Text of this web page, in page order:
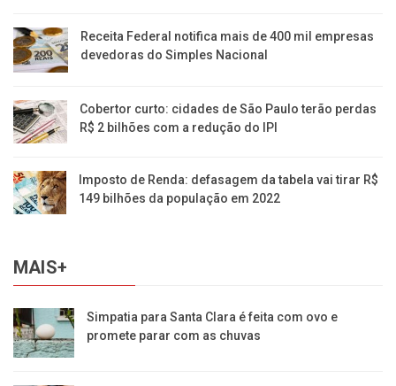
Receita Federal notifica mais de 400 mil empresas
devedoras do Simples Nacional
Cobertor curto: cidades de São Paulo terão perdas
R$ 2 bilhões com a redução do IPI
Imposto de Renda: defasagem da tabela vai tirar R$
149 bilhões da população em 2022
MAIS+
Simpatia para Santa Clara é feita com ovo e
promete parar com as chuvas